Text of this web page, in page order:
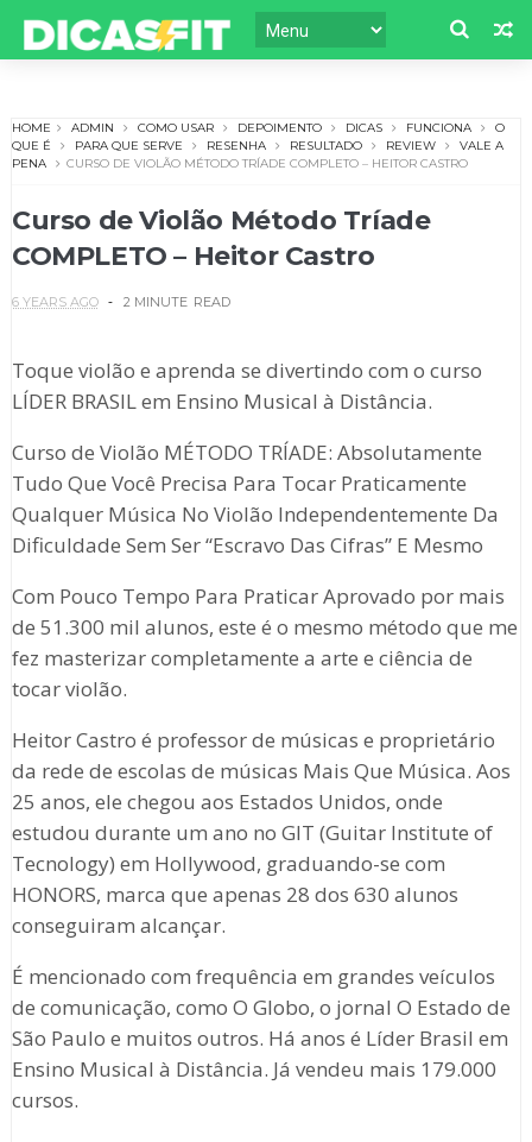
HOME ADMIN COMO USAR DEPOIMENTO DICAS FUNCIONA
O
QUE É
PARA QUE SERVE RESENHA RESULTADO REVIEW
VALE A
PENA
CURSO DE VIOLÃO MÉTODO TRÍADE COMPLETO – HEITOR CASTRO
Curso de Violão Método Tríade
COMPLETO – Heitor Castro
6 YEARS AGO 2 MINUTE READ
Toque violão e aprenda se divertindo com o curso
LÍDER BRASIL em Ensino Musical à Distância.
Curso de Violão MÉTODO TRÍADE: Absolutamente
Tudo Que Você Precisa Para Tocar Praticamente
Qualquer Música No Violão Independentemente Da
Dificuldade Sem Ser “Escravo Das Cifras” E Mesmo
Com Pouco Tempo Para Praticar Aprovado por mais
de 51.300 mil alunos, este é o mesmo método que me
fez masterizar completamente a arte e ciência de
tocar violão.
Heitor Castro é professor de músicas e proprietário
da rede de escolas de músicas Mais Que Música. Aos
25 anos, ele chegou aos Estados Unidos, onde
estudou durante um ano no GIT (Guitar Institute of
Tecnology) em Hollywood, graduando-se com
HONORS, marca que apenas 28 dos 630 alunos
conseguiram alcançar.
É mencionado com frequência em grandes veículos
de comunicação, como O Globo, o jornal O Estado de
São Paulo e muitos outros. Há anos é Líder Brasil em
Ensino Musical à Distância. Já vendeu mais 179.000
cursos.